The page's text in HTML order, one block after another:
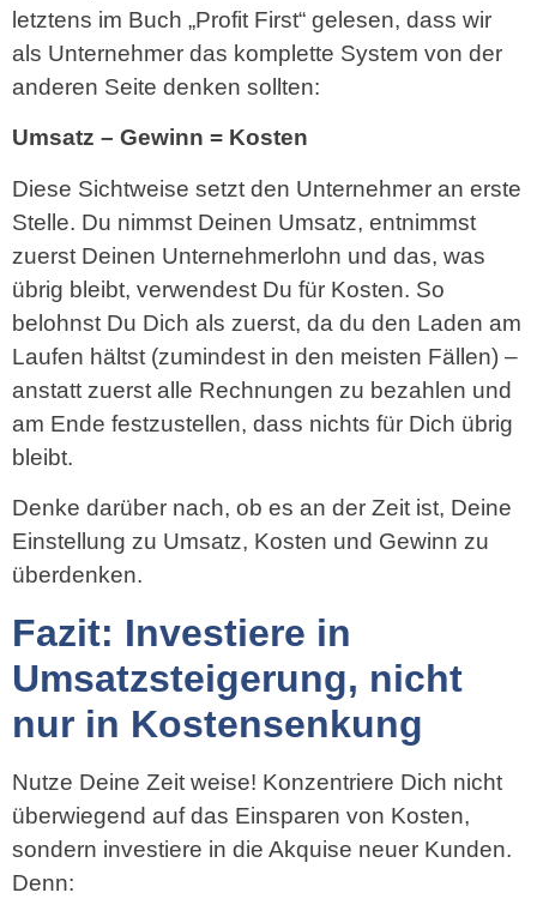
letztens im Buch „Profit First“ gelesen, dass wir
als Unternehmer das komplette System von der
anderen Seite denken sollten:
Umsatz – Gewinn = Kosten
Diese Sichtweise setzt den Unternehmer an erste
Stelle. Du nimmst Deinen Umsatz, entnimmst
zuerst Deinen Unternehmerlohn und das, was
übrig bleibt, verwendest Du für Kosten. So
belohnst Du Dich als zuerst, da du den Laden am
Laufen hältst (zumindest in den meisten Fällen) –
anstatt zuerst alle Rechnungen zu bezahlen und
am Ende festzustellen, dass nichts für Dich übrig
bleibt.
Denke darüber nach, ob es an der Zeit ist, Deine
Einstellung zu Umsatz, Kosten und Gewinn zu
überdenken.
Fazit: Investiere in
Umsatzsteigerung, nicht
nur in Kostensenkung
Nutze Deine Zeit weise! Konzentriere Dich nicht
überwiegend auf das Einsparen von Kosten,
sondern investiere in die Akquise neuer Kunden.
Denn: